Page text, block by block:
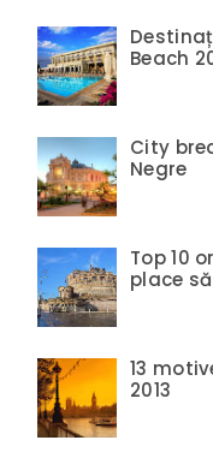
Beach
City
Negre
Top 10
place
13
2013